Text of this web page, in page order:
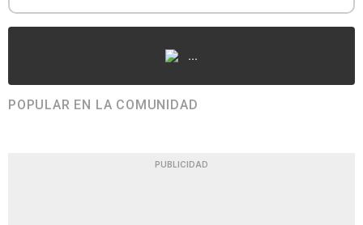
...
POPULAR EN LA COMUNIDAD
PUBLICIDAD